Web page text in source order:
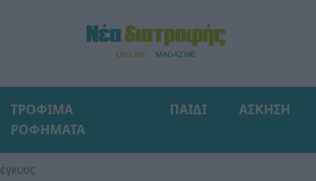
ΤΡΟΦΙΜΑ
ΡΟΦΗΜΑΤΑ
ΠΑΙΔΙ ΑΣΚΗΣΗ